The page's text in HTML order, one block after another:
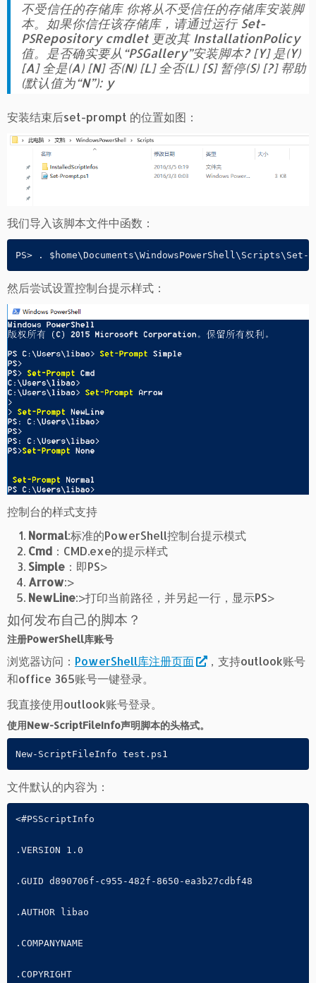
不受信任的存储库 你将从不受信任的存储库安装脚
本。如果你信任该存储库，请通过运行 Set-
PSRepository cmdlet 更改其 InstallationPolicy
值。是否确实要从“PSGallery”安装脚本? [Y] 是(Y)
[A] 全是(A) [N] 否(N) [L] 全否(L) [S] 暂停(S) [?] 帮助
(默认值为“N”): y
安装结束后set-prompt 的位置如图：
我们导入该脚本文件中函数：
PS> . $home\Documents\WindowsPowerShell\Scripts\Set-
然后尝试设置控制台提示样式：
控制台的样式支持
Normal:标准的PowerShell控制台提示模式
Cmd ：CMD.exe的提示样式
Simple ：即PS>
Arrow:>
NewLine:>打印当前路径，并另起一行，显示PS>
如何发布自己的脚本？
注册PowerShell库账号
浏览器访问： PowerShell库注册页面
，支持outlook账号
和office 365账号一键登录。
我直接使用outlook账号登录。
使用New-ScriptFileInfo声明脚本的头格式。
New-ScriptFileInfo test.ps1
文件默认的内容为：
<#PSScriptInfo
.VERSION 1.0
.GUID d890706f-c955-482f-8650-ea3b27cdbf48
.AUTHOR libao
.COMPANYNAME
.COPYRIGHT